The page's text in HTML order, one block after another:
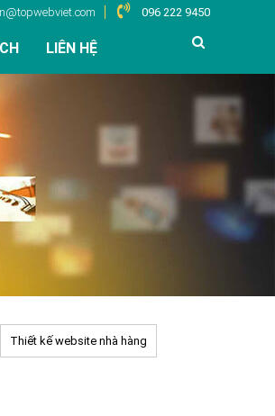
096 222 9450
LIÊN HỆ
Thiết kế website nhà hàng